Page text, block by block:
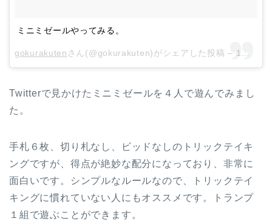
ミニミゼールやってみる。
gokurakuten さん(@gokurakuten)がシェアした投稿 – 1月 21, 2018 at 5:38午前 PST
Twitterで見かけたミニミゼールを４人で遊んでみまし
た。
手札６枚、切り札なし、ビッドなしのトリックテイキ
ングですが、得点が絶妙な配分になっており、非常に
面白いです。シンプルなルールなので、トリックテイ
キングに慣れていない人にもオススメです。トランプ
１組で遊ぶことができます。